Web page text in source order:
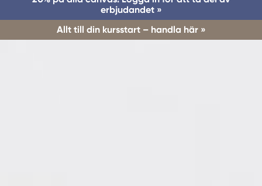
erbjudandet »
Allt till din kursstart – handla här »